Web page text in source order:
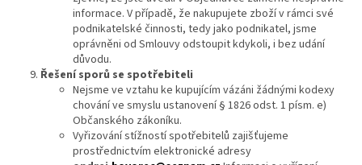
informace. V případě, že nakupujete zboží v rámci své
podnikatelské činnosti, tedy jako podnikatel, jsme
oprávněni od Smlouvy odstoupit kdykoli, i bez udání
důvodu.
Řešení sporů se spotřebiteli
Nejsme ve vztahu ke kupujícím vázáni žádnými kodexy
chování ve smyslu ustanovení § 1826 odst. 1 písm. e)
Občanského zákoníku.
Vyřizování stížností spotřebitelů zajišťujeme
prostřednictvím elektronické adresy